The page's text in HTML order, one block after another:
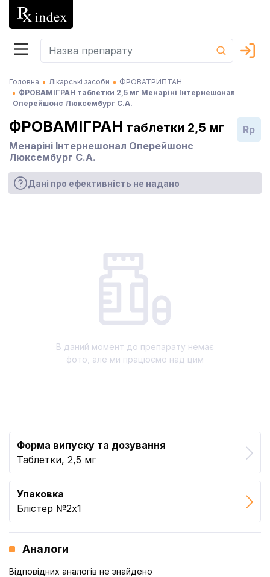
Головна Лікарські засоби
ФРОВАТРИПТАН
ФРОВАМІГРАН таблетки 2,5 мг Менаріні Інтернешонал
Оперейшонс Люксембург С.А.
ФРОВАМІГРАН таблетки 2,5 мг
Менаріні Інтернешонал Оперейшонс
Люксембург С.А.
Rp
Дані про ефективність не надано
В даний момент до препарату немає
фото, але ми працюємо над цим
Форма випуску та дозування
Таблетки, 2,5 мг
Упаковка
Блістер №2x1
Аналоги
Відповідних аналогів не знайдено